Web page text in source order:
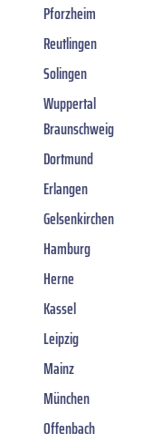
Pforzheim
Reutlingen
Solingen
Wuppertal
Braunschweig
Dortmund
Erlangen
Gelsenkirchen
Hamburg
Herne
Kassel
Leipzig
Mainz
München
Offenbach